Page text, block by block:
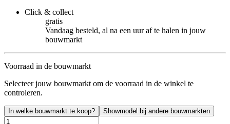
Click & collect
gratis
Vandaag besteld, al na een uur af te halen in jouw
bouwmarkt
Voorraad in de bouwmarkt
Selecteer jouw bouwmarkt om de voorraad in de winkel te
controleren.
In welke bouwmarkt te koop? Showmodel bij andere bouwmarkten